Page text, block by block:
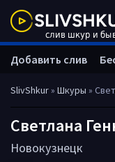
SlivShkur» Шкуры »
Светлана
Новокузнецк
Добавить слив